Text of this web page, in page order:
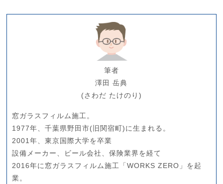
筆者
澤田 岳典
(さわだ たけのり)
窓ガラスフィルム施工。
1977年、千葉県野田市(旧関宿町)に生まれる。
2001年、東京国際大学を卒業
設備メーカー、ビール会社、保険業界を経て
2016年に窓ガラスフィルム施工「WORKS ZERO」を起
業。